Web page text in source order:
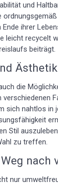
und
ihrer
leicht recycelt
beiträgt.
Ästhetik
die
sich nahtlos in
Stil
zu treffen.
nach
nur